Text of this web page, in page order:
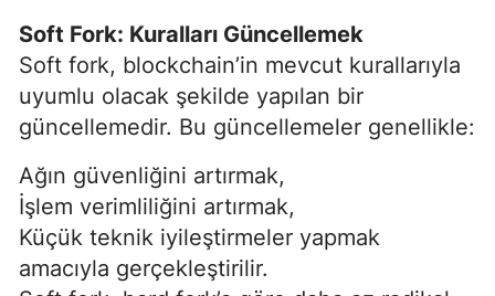
Soft Fork: Kuralları Güncellemek
Soft fork, blockchain’in mevcut kurallarıyla
uyumlu olacak şekilde yapılan bir
güncellemedir. Bu güncellemeler genellikle:
Ağın güvenliğini artırmak,
İşlem verimliliğini artırmak,
Küçük teknik iyileştirmeler yapmak
amacıyla gerçekleştirilir.